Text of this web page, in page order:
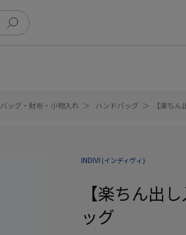
バッグ・財布・小物入れ ハンドバッグ 【楽ち
INDIVI (インディヴィ)
【楽ちん出
ッグ